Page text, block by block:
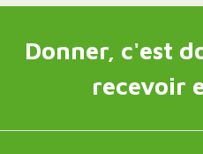
Donner, c'est
recevoir